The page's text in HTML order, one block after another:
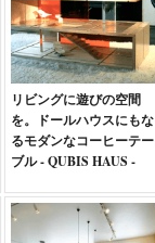
リビングに遊びの空間
を。ドールハウスにもな
るモダンなコーヒーテー
ブル - QUBIS HAUS -